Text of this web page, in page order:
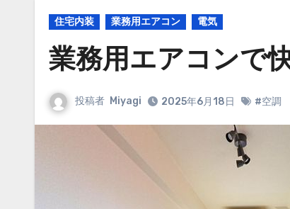
住宅内装 業務用エアコン 電気
業務用エアコンで
投稿者 Miyagi 2025年6月18日 #空調